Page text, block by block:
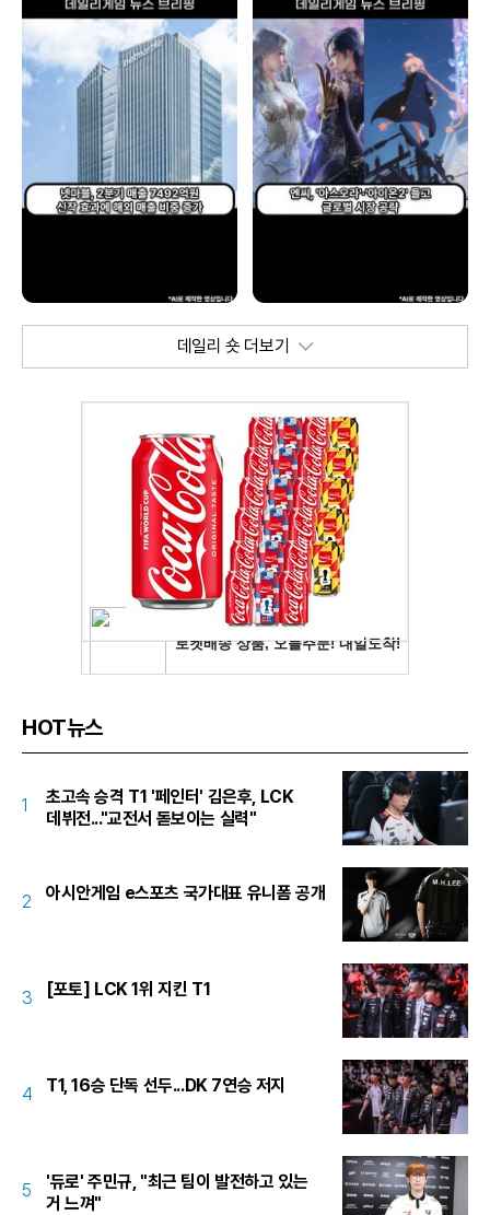
데일리 숏 더보기
HOT뉴스
1
초고속 승격 T1 '페인터' 김은후, LCK
데뷔전..."교전서 돋보이는 실력"
2 아시안게임 e스포츠 국가대표 유니폼 공개
3 [포토] LCK 1위 지킨 T1
4 T1, 16승 단독 선두...DK 7연승 저지
5
'듀로' 주민규, "최근 팀이 발전하고 있는
거 느껴"